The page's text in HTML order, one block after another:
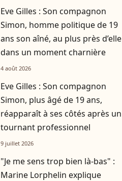
Eve Gilles : Son compagnon
Simon, homme politique de 19
ans son aîné, au plus près d’elle
dans un moment charnière
4 août 2026
Eve Gilles : Son compagnon
Simon, plus âgé de 19 ans,
réapparaît à ses côtés après un
tournant professionnel
9 juillet 2026
"Je me sens trop bien là-bas" :
Marine Lorphelin explique